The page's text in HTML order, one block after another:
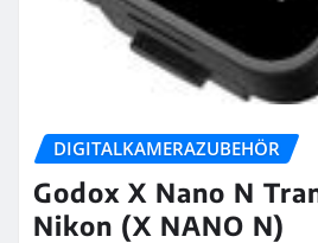
DIGITALKAMERAZUBEHÖR
Godox X Nano N
Nikon (X NANO N)